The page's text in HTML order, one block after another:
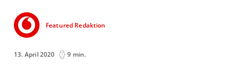
Featured Redaktion
13. April 2020 9 min.